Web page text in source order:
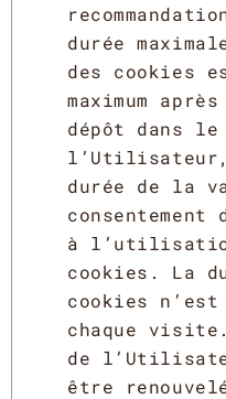
durée
des cookies
maximum
dépôt dans
l’Utilisateur,
durée de la
à
cookies. La
cookies
chaque visite.
de
être